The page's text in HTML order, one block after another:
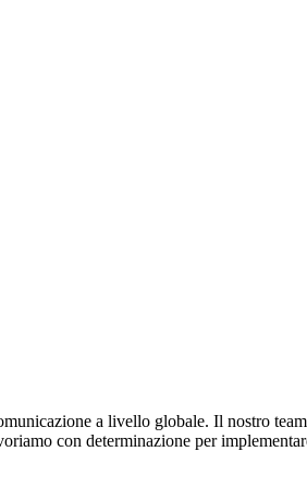
a livello globale. Il nostro
con determinazione per